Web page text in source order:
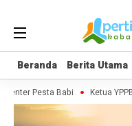
Beranda Berita Utama
Beranda Berita Utama
Pesta Babi Ketua